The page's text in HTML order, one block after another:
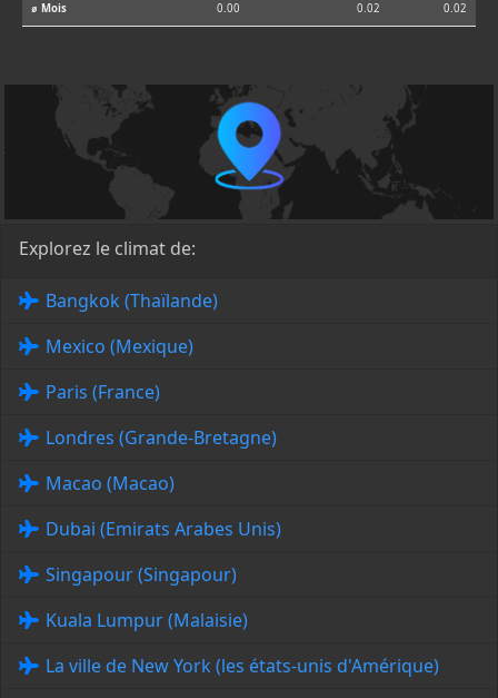
⌀ Mois 0.00 0.02 0.02
Explorez le climat de:
Bangkok (Thaïlande)
Mexico (Mexique)
Paris (France)
Londres (Grande-Bretagne)
Macao (Macao)
Dubai (Emirats Arabes Unis)
Singapour (Singapour)
Kuala Lumpur (Malaisie)
La ville de New York (les états-unis d'Amérique)